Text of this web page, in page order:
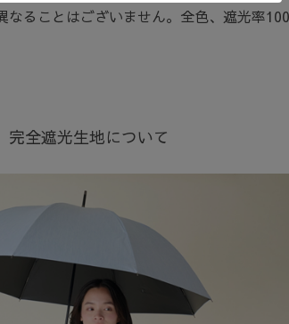
なることはございません。全色、遮光率
完全遮光生地について